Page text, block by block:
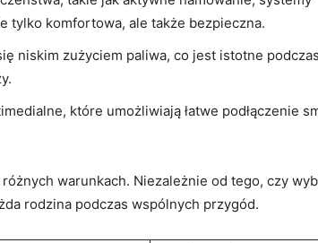
tylko komfortowa, ale także bezpieczna.
niskim zużyciem paliwa, co jest istotne
które umożliwiają łatwe podłączenie
warunkach. Niezależnie od tego, czy
rodzina podczas wspólnych przygód.